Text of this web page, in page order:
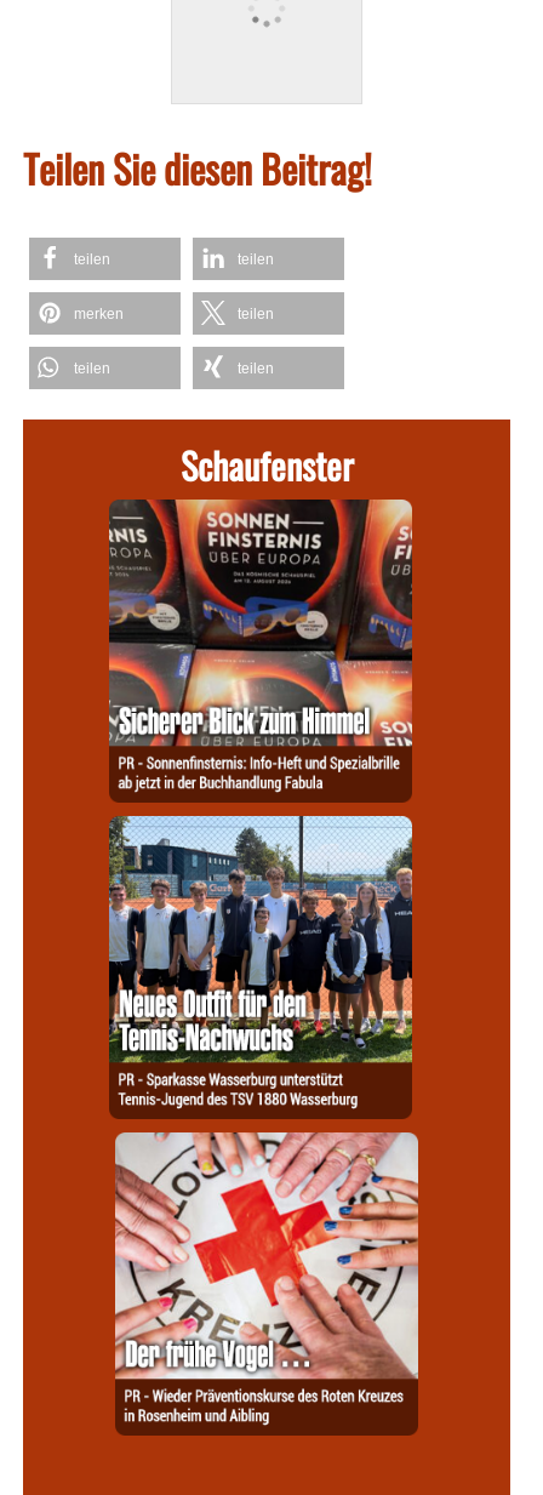
Teilen Sie diesen Beitrag!
teilen teilen
merken teilen
teilen teilen
Schaufenster